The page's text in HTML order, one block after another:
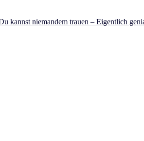
kannst niemandem trauen – Eigentlich